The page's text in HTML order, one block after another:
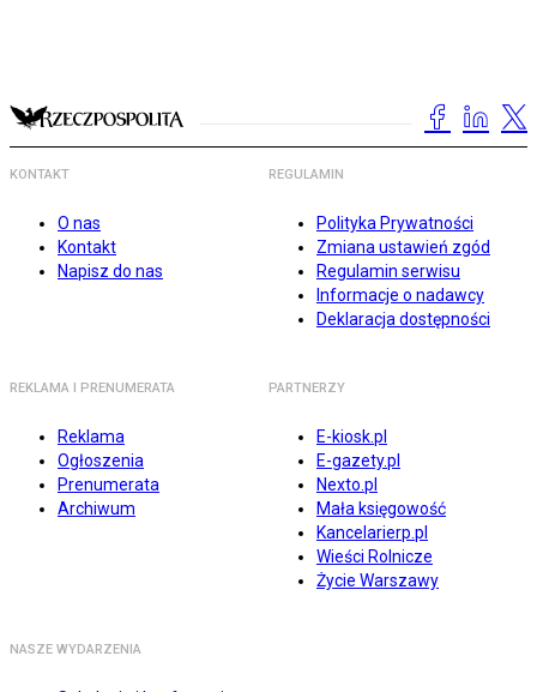
KONTAKT
O nas
Kontakt
Napisz do nas
REGULAMIN
Polityka Prywatności
Zmiana ustawień zgód
Regulamin serwisu
Informacje o nadawcy
Deklaracja dostępności
REKLAMA I PRENUMERATA
Reklama
Ogłoszenia
Prenumerata
Archiwum
PARTNERZY
E-kiosk.pl
E-gazety.pl
Nexto.pl
Mała księgowość
Kancelarierp.pl
Wieści Rolnicze
Życie Warszawy
NASZE WYDARZENIA